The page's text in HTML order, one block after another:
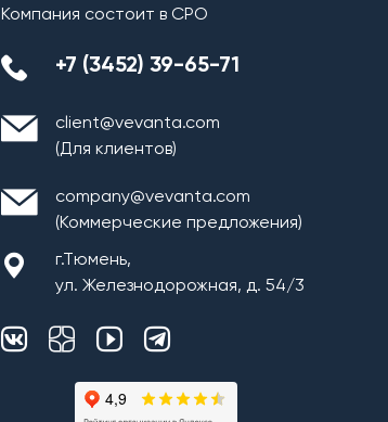
Компания состоит в СРО
+7 (3452) 39-65-71
client@vevanta.com
(Для клиентов)
company@vevanta.com
(Коммерческие предложения)
г.Тюмень,
ул. Железнодорожная, д. 54/3